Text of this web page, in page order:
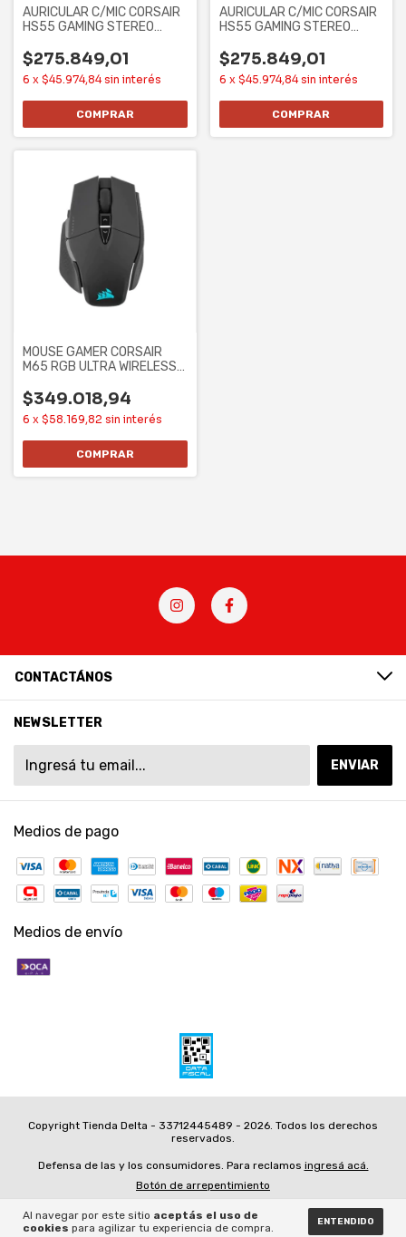
Al navegar por este sitio aceptás el uso de
cookies para agilizar tu experiencia de compra. ENTENDIDO
AURICULAR C/MIC CORSAIR
HS55 GAMING STEREO
$275.849,01
6 x $45.974,84 sin interés
AURICULAR C/MIC CORSAIR
HS55 GAMING STEREO
$275.849,01
6 x $45.974,84 sin interés
MOUSE GAMER CORSAIR
M65 RGB ULTRA WIRELESS
$349.018,94
6 x $58.169,82 sin interés
CONTACTÁNOS
NEWSLETTER
Medios de pago
Medios de envío
Copyright Tienda Delta - 33712445489 - 2026. Todos los derechos
reservados.
Defensa de las y los consumidores. Para reclamos ingresá acá.
Botón de arrepentimiento